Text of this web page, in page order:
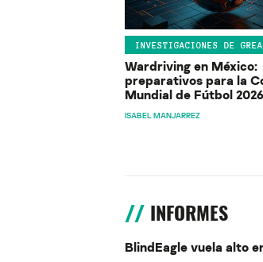
INVESTIGACIONES DE
Wardriving en México:
preparativos para la
Mundial de Fútbol 2026
ISABEL MANJARREZ
INFORMES
BlindEagle vuela alto